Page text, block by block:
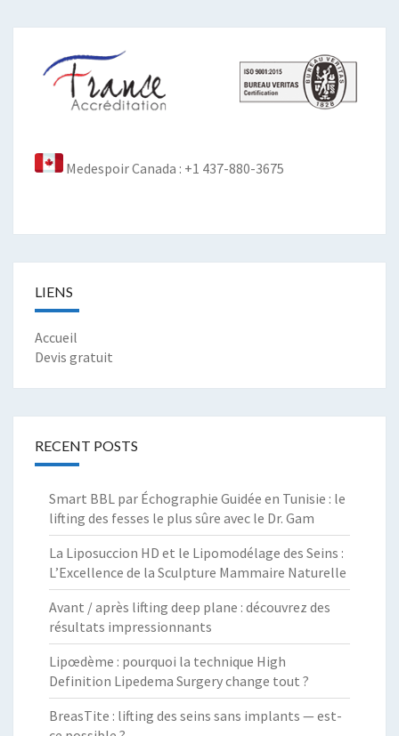
Medespoir Canada : +1 437-880-3675
LIENS
Accueil
Devis gratuit
RECENT POSTS
Smart BBL par Échographie Guidée en Tunisie : le
lifting des fesses le plus sûre avec le Dr. Gam
La Liposuccion HD et le Lipomodélage des Seins :
L’Excellence de la Sculpture Mammaire Naturelle
Avant / après lifting deep plane : découvrez des
résultats impressionnants
Lipœdème : pourquoi la technique High
Definition Lipedema Surgery change tout ?
BreasTite : lifting des seins sans implants — est-